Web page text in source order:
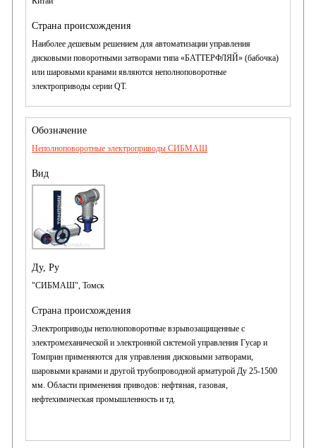
Наиболее дешевым решением для автоматизации управления
дисковыми поворотными затворами типа «БАТТЕРФЛЯЙ» (бабочка)
или шаровыми кранами являются неполноповоротные
электроприводы серии QT.
Неполноповоротные электроприводы СИБМАШ
"СИБМАШ", Томск
Электроприводы неполноповоротные взрывозащищенные с
электромеханической и электронной системой управления Гусар и
Томприн применяются для управления дисковыми затворами,
шаровыми кранами и другой трубопроводной арматурой Ду 25-1500
мм. Области применения приводов: нефтяная, газовая,
нефтехимическая промышленность и тд.